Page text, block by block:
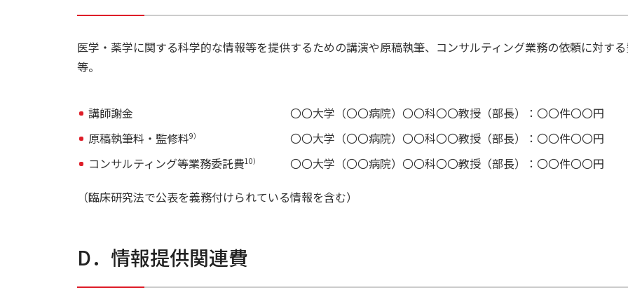
医学・薬学に関する科学的な情報等を提供するための講演や原稿執筆、コンサルティング業務の依頼に対す
等。
講師謝金
〇〇大学（〇〇病院）〇〇科〇〇教授（部長）：〇〇件〇〇円
原稿執筆料・監修料9）
〇〇大学（〇〇病院）〇〇科〇〇教授（部長）：〇〇件〇〇円
コンサルティング等業務委託費10）
〇〇大学（〇〇病院）〇〇科〇〇教授（部長）：〇〇件〇〇円
（臨床研究法で公表を義務付けられている情報を含む）
D．情報提供関連費